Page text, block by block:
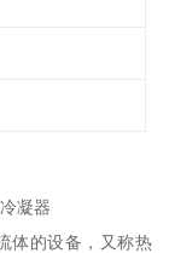
凝器
体的设备，又称热